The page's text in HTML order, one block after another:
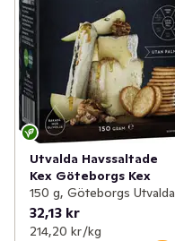
Utvalda Havssaltade
Kex Göteborgs Kex
150 g, Göteborgs Utvalda
32,13 kr
214,20 kr /kg